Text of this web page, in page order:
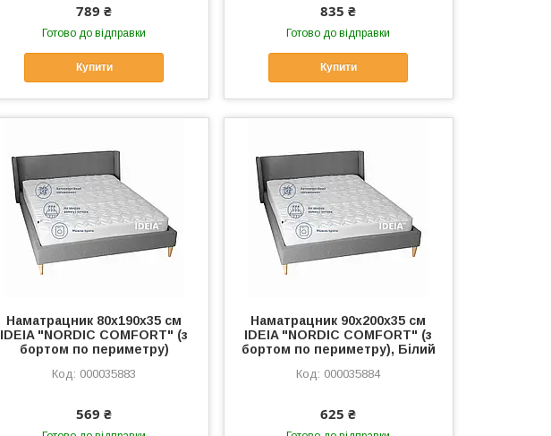
789 ₴
Готово до відправки
Купити
835 ₴
Готово до відправки
Купити
Наматрацник 80х190х35 см
IDEIA "NORDIC COMFORT" (з
бортом по периметру)
000035883
569 ₴
Наматрацник 90х200х35 см
IDEIA "NORDIC COMFORT" (з
бортом по периметру), Білий
000035884
625 ₴